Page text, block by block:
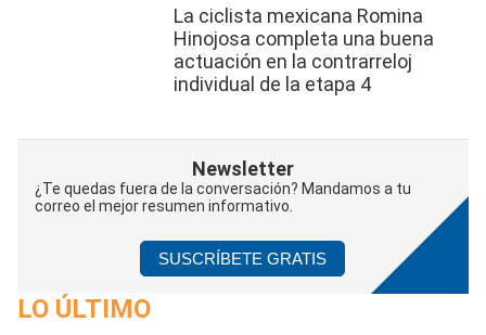
La ciclista mexicana Romina
Hinojosa completa una buena
actuación en la contrarreloj
individual de la etapa 4
Newsletter
¿Te quedas fuera de la conversación? Mandamos a tu
correo el mejor resumen informativo.
SUSCRÍBETE GRATIS
LO ÚLTIMO